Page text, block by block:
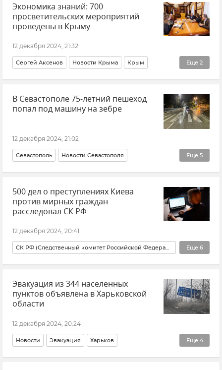
Запорожская область Происшествия
Беспилотник (БПЛА, дрон)
ВСУ (Вооруженные силы Украины)
Экономика знаний: 700
просветительских мероприятий
проведены в Крыму
12 декабря 2024, 21:32
Еще 2
Сергей Аксенов Новости Крыма Крым
Российское общество "Знание" Общество
В Севастополе 75-летний пешеход
попал под машину на зебре
12 декабря 2024, 21:02
Еще 5
Севастополь Новости Севастополя
Происшествия ДТП ДТП в Крыму и Севастополе
Новости Крыма Крым
500 дел о преступлениях Киева
против мирных граждан
расследовал СК РФ
12 декабря 2024, 20:41
Еще 6
СК РФ (Следственный комитет Российской Федерации)
Новости Украина Статистика Новости
Россия Александр Бастрыкин
Эвакуация из 344 населенных
пунктов объявлена в Харьковской
области
12 декабря 2024, 20:24
Еще 4
Новости Эвакуация Харьков
Харьковская область